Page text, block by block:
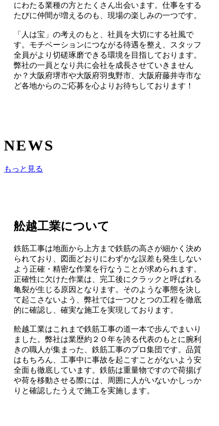
にわたる業種の方とたくさん出会います。仕事をする
たびに仲間が増えるのも、現場の楽しみの一つです。
「人は宝」の考えのもと、社員を大切にする社風で
す。モチベーションにつながる待遇を整え、スタッフ
全員がより切磋琢磨できる環境を目指しております。
弊社の一員となり共に会社を成長させていきません
か？大阪府堺市や大阪府羽曳野市、大阪府藤井寺市な
ど各地からのご応募を心よりお待ちしております！
NEWS
もっと見る
舩越工業について
鉄筋工事は地面から上方まで鉄筋の高さが細かく決め
られており、図面どおりにわずかな誤差も発生しない
よう正確・精密な作業を行なうことが求められます。
正確性に欠けた作業は、完工後にクラックと呼ばれる
亀裂が生じる原因となります。そのような事態を決し
て起こさないよう、弊社では一つひとつの工程を徹底
的に確認し、確実な施工を実現しております。
舩越工業はこれまで鉄筋工事の道一本で歩んでまいり
ました。弊社は業歴約２０年を誇る代表のもとに腕利
きの職人が集まった、鉄筋工事のプロ集団です。品質
はもちろん、工事中に事故を起こすことがないよう安
全面も徹底しています。鉄筋は重量物ですので荷揚げ
や荷を移動させる際には、周囲に人がいないかしっか
りと確認したうえで施工を実施します。